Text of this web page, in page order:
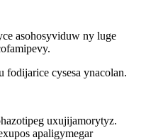
asohosyviduw ny luge
cysesa ynacolan.
uxujijamorytyz.
apaligymegar